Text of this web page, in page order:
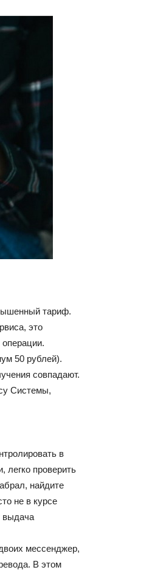
тариф.
это
50 рублей).
совпадают.
Системы,
в
легко проверить
найдите
не в курсе
выдача
мессенджер,
В этом